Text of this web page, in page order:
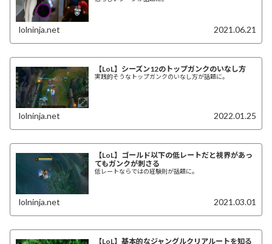
lolninja.net 2021.06.21
【LoL】シーズン12のトップガンクのいなし方
実践的そうなトップガンクのいなし方が話題に。
lolninja.net 2022.01.25
【LoL】ゴールド以下の低レートだと視界があっ
てもガンクが刺さる
低レートならではの経験則が話題に。
lolninja.net 2021.03.01
【LoL】基本的なジャングルクリアルートを知る